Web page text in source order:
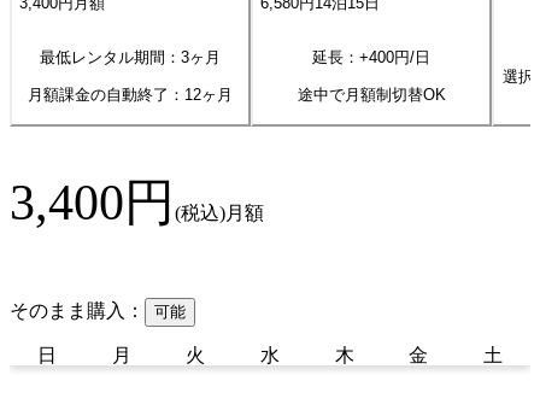
最低レンタル期間：3ヶ月
月額課金の自動終了： 12ヶ月
延長：+400円/日
途中で月額制切替OK
選択
3,400円 (税込)月額
そのまま購入： 可能
日 月 火 水 木 金 土